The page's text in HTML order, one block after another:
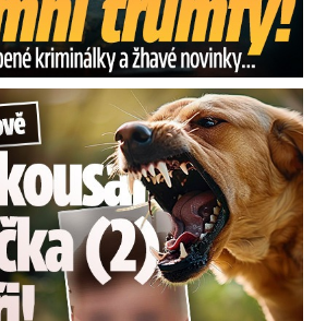
chlapečka (2) ve tváři!